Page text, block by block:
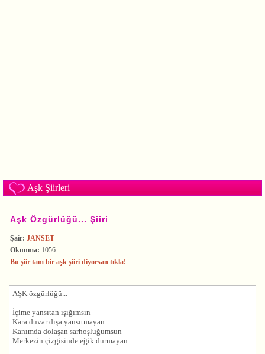
Aşk Şiirleri
Aşk Özgürlüğü... Şiiri
Şair: JANSET
Okunma: 1056
Bu şiir tam bir aşk şiiri diyorsan tıkla!
AŞK özgürlüğü...
İçime yansıtan ışığımsın
Kara duvar dışa yansıtmayan
Kanımda dolaşan sarhoşluğumsun
Merkezin çizgisinde eğik durmayan.